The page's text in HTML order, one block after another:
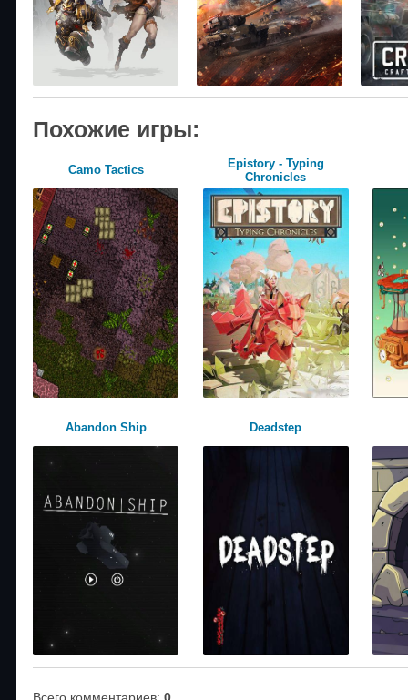
Похожие игры:
Camo Tactics
Epistory - Typing
Chronicles
Abandon Ship Deadstep
Всего комментариев: 0